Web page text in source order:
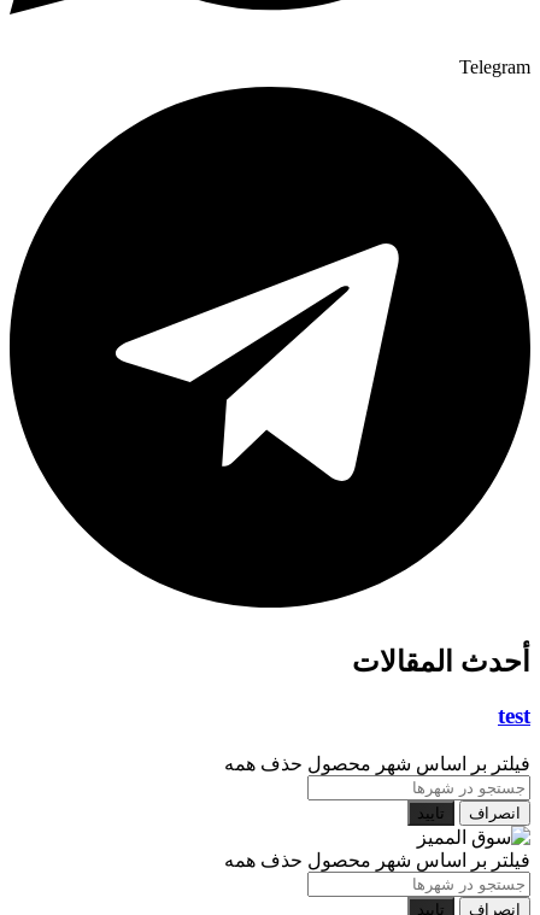
Telegram
أحدث المقالات
test
فیلتر بر اساس شهر محصول حذف همه
انصراف تایید
فیلتر بر اساس شهر محصول حذف همه
انصراف تایید